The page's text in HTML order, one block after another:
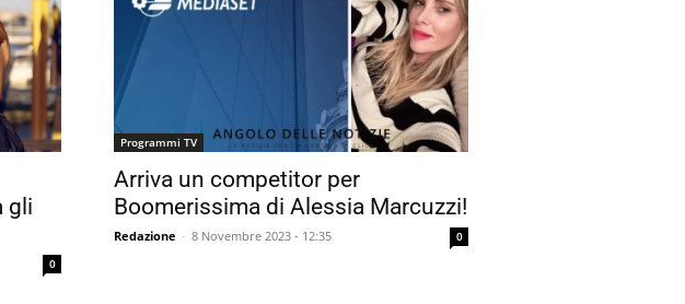
gli
0
Programmi TV
Arriva un competitor per
Boomerissima di Alessia Marcuzzi!
Redazione - 8 Novembre 2023 - 12:35 0